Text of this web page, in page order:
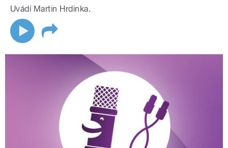
Uvádí Martin Hrdinka.